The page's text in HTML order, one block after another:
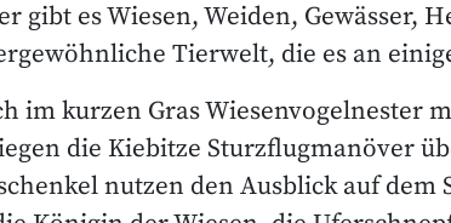
gibt es Wiesen, Weiden, Gewässer,
Tierwelt, die es an
im kurzen Gras Wiesenvogelnester
die Kiebitze Sturzflugmanöver
nutzen den Ausblick auf dem